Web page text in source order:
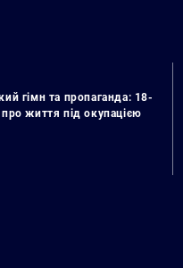
гімн та пропаганда: 18-
про життя під окупацією